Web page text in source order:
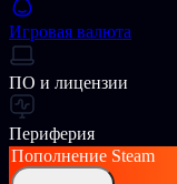
Игровая валюта
ПО и лицензии
Периферия
Пополнение Steam